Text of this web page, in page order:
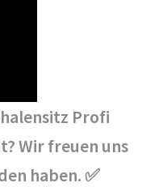
Profi
Wir freuen uns
haben. ✅